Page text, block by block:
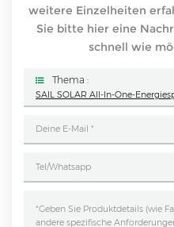
weitere Einzelheiten
Sie bitte hier eine
schnell wie
Thema :